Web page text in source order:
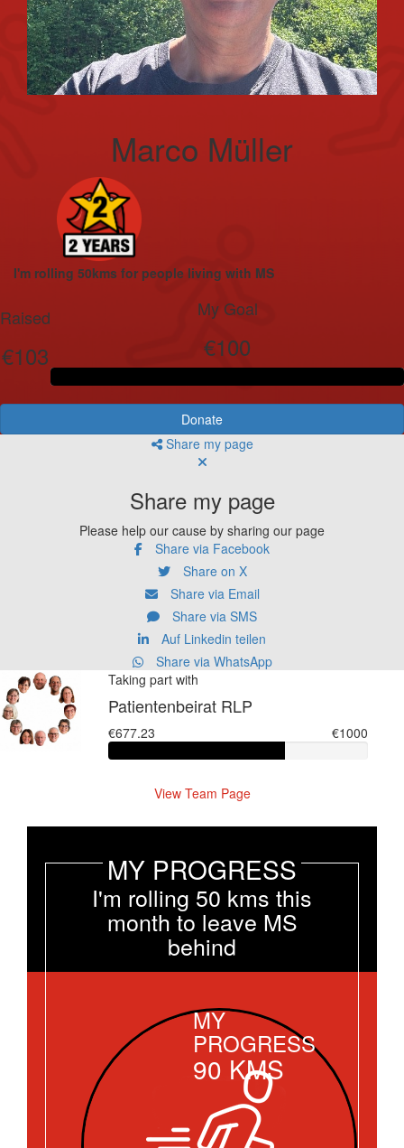
Marco Müller
I'm rolling 50kms for people living with MS
Raised
€103
My Goal
€100
Donate
Share my page
Share my page
Please help our cause by sharing our page
Share via Facebook
Share on X
Share via Email
Share via SMS
Auf Linkedin teilen
Share via WhatsApp
Taking part with
Patientenbeirat RLP
€677.23 €1000
View Team Page
MY PROGRESS
I'm rolling 50 kms this
month to leave MS
behind
MY
PROGRESS
90 KMS